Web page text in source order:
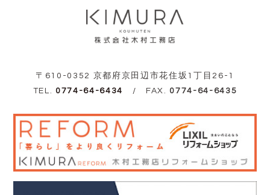
〒610-0352 京都府京田辺市花住坂1丁目26-1
TEL. 0774-64-6434 / FAX. 0774-64-6435